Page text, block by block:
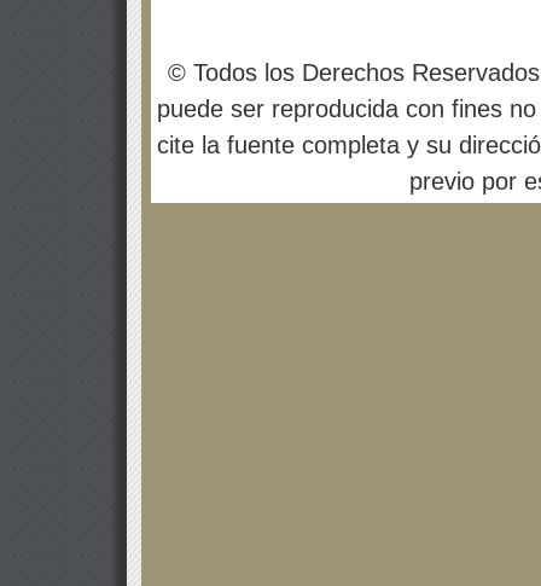
© Todos los Derechos
puede ser reproducida con fines
cite la fuente completa y su
previo por